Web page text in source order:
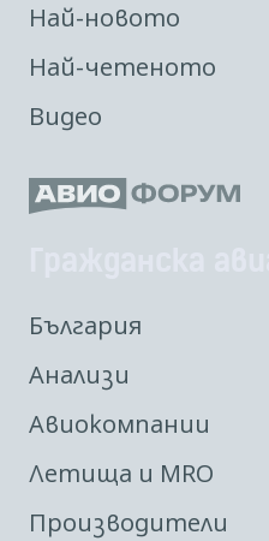
Най-новото
Най-четеното
Видео
България
Анализи
Авиокомпании
Летища и MRO
Производители